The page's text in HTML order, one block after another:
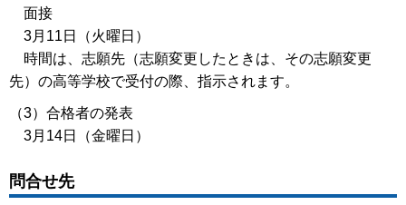
面接
3月11日（火曜日）
時間は、志願先（志願変更したときは、その志願変更
先）の高等学校で受付の際、指示されます。
（3）合格者の発表
3月14日（金曜日）
問合せ先